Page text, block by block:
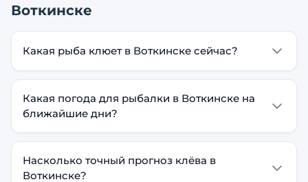
Воткинске
Какая рыба клюет в Воткинске сейчас?
Какая погода для рыбалки в Воткинске на
ближайшие дни?
Насколько точный прогноз клёва в
Воткинске?